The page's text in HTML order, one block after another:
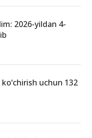
2026-yildan 4-
uchun 132